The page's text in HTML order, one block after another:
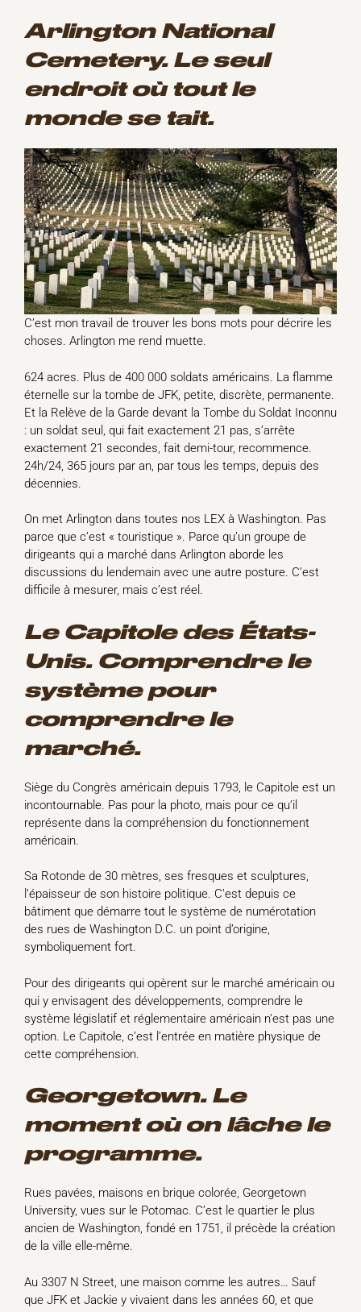
Arlington National
Cemetery. Le seul
endroit où tout le
monde se tait.
C’est mon travail de trouver les bons mots pour décrire les
choses. Arlington me rend muette.
624 acres. Plus de 400 000 soldats américains. La flamme
éternelle sur la tombe de JFK, petite, discrète, permanente.
Et la Relève de la Garde devant la Tombe du Soldat Inconnu
: un soldat seul, qui fait exactement 21 pas, s’arrête
exactement 21 secondes, fait demi-tour, recommence.
24h/24, 365 jours par an, par tous les temps, depuis des
décennies.
On met Arlington dans toutes nos LEX à Washington. Pas
parce que c’est « touristique ». Parce qu’un groupe de
dirigeants qui a marché dans Arlington aborde les
discussions du lendemain avec une autre posture. C’est
difficile à mesurer, mais c’est réel.
Le Capitole des États-
Unis. Comprendre le
système pour
comprendre le
marché.
Siège du Congrès américain depuis 1793, le Capitole est un
incontournable. Pas pour la photo, mais pour ce qu’il
représente dans la compréhension du fonctionnement
américain.
Sa Rotonde de 30 mètres, ses fresques et sculptures,
l’épaisseur de son histoire politique. C’est depuis ce
bâtiment que démarre tout le système de numérotation
des rues de Washington D.C. un point d’origine,
symboliquement fort.
Pour des dirigeants qui opèrent sur le marché américain ou
qui y envisagent des développements, comprendre le
système législatif et réglementaire américain n’est pas une
option. Le Capitole, c’est l’entrée en matière physique de
cette compréhension.
Georgetown. Le
moment où on lâche le
programme.
Rues pavées, maisons en brique colorée, Georgetown
University, vues sur le Potomac. C’est le quartier le plus
ancien de Washington, fondé en 1751, il précède la création
de la ville elle-même.
Au 3307 N Street, une maison comme les autres… Sauf
que JFK et Jackie y vivaient dans les années 60, et que